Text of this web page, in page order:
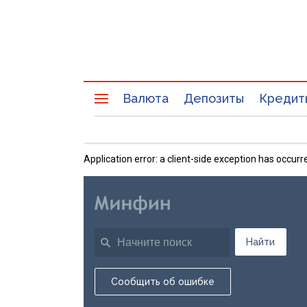
Валюта Депозиты
Application error: a client-side exception has
Найти
Сообщить об ошибке